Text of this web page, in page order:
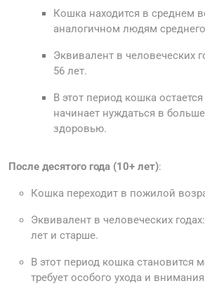
Кошка находится в среднем
аналогичном людям
Эквивалент в человеческих
56 лет.
В этот период кошка
начинает нуждаться в
здоровью.
После десятого года (10+ лет):
Кошка переходит в пожилой
Эквивалент в человеческих
лет и старше.
В этот период кошка становится
требует особого ухода и